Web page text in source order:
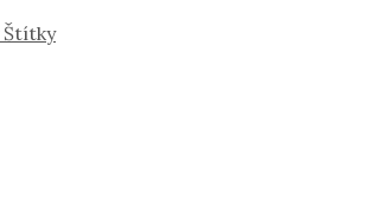
Štítky